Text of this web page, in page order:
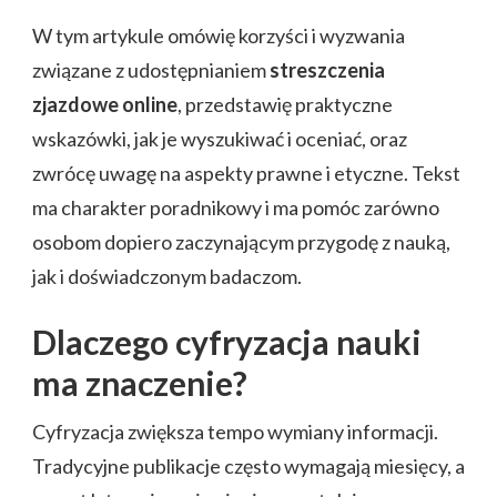
W tym artykule omówię korzyści i wyzwania
związane z udostępnianiemstreszczenia
zjazdowe online, przedstawię praktyczne
wskazówki, jak je wyszukiwać i oceniać, oraz
zwrócę uwagę na aspekty prawne i etyczne. Tekst
ma charakter poradnikowy i ma pomóc zarówno
osobom dopiero zaczynającym przygodę z nauką,
jak i doświadczonym badaczom.
Dlaczego cyfryzacja nauki
ma znaczenie?
Cyfryzacja zwiększa tempo wymiany informacji.
Tradycyjne publikacje często wymagają miesięcy, a